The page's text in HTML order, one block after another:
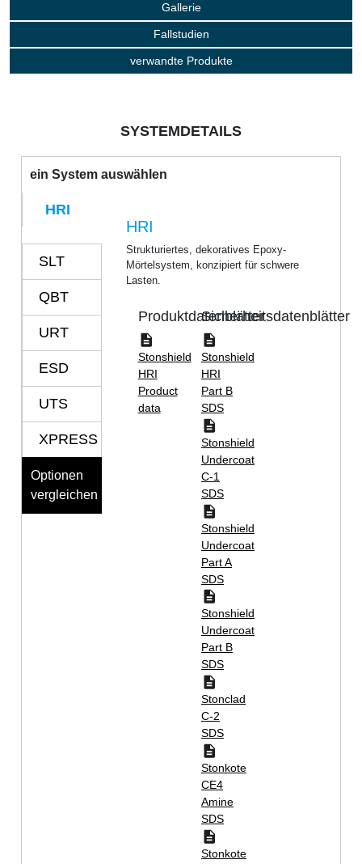
Gallerie
Fallstudien
verwandte Produkte
SYSTEMDETAILS
ein System auswählen
HRI
SLT
QBT
URT
ESD
UTS
XPRESS
Optionen
vergleichen
HRI
Strukturiertes, dekoratives Epoxy-
Mörtelsystem, konzipiert für schwere
Lasten.
Produktdatenblätter
Stonshield
HRI
Product
data
Sicherheitsdatenblätter
Stonshield
HRI
Part B
SDS
Stonshield
Undercoat
C-1
SDS
Stonshield
Undercoat
Part A
SDS
Stonshield
Undercoat
Part B
SDS
Stonclad
C-2
SDS
Stonkote
CE4
Amine
SDS
Stonkote